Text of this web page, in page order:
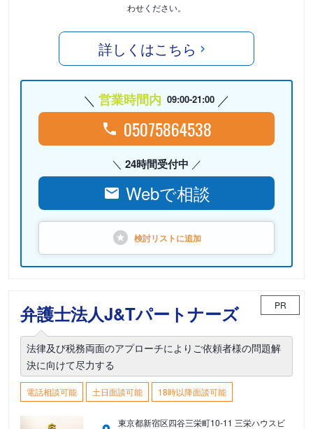
わせください。
詳しくはこちら
営業時間内 09:00-21:00
05075864538
24時間受付中
Webで相談
検討リストに追加
弁護士法人J&Tパートナーズ PR
法律及び税務両面のアプローチによりご依頼者様の問題解
決に向けて尽力する
電話相談可能 土日面談可能 18時以降面談可能
東京都新宿区四谷三栄町10-11 三栄ハウスビ